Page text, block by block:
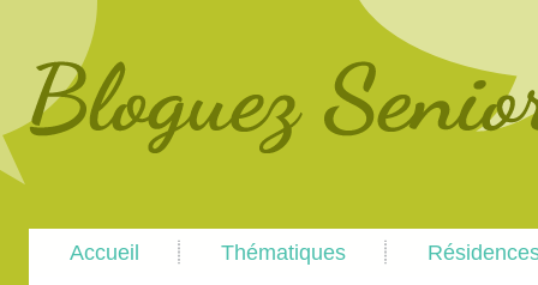
menuAccueil Thématiques